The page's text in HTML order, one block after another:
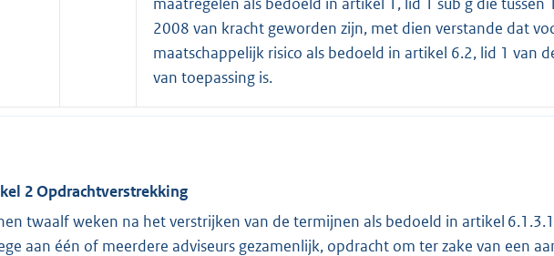
2008 van kracht geworden zijn, met dien verstande dat
maatschappelijk risico als bedoeld in artikel 6.2, lid 1 van
van toepassing is.
2 Opdrachtverstrekking
twaalf weken na het verstrijken van de termijnen als bedoeld in artikel
aan één of meerdere adviseurs gezamenlijk, opdracht om ter zake van een